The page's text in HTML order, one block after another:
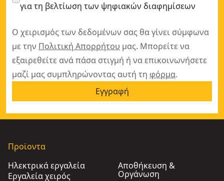
για τη βελτίωση των ψηφιακών διαφημίσεων
Ο χειρισμός των δεδομένων σας θα γίνει σύμφωνα
με την Πολιτική Απορρήτου μας. Μπορείτε να
εξαιρεθείτε ανά πάσα στιγμή ή να επικοινωνήσετε
μαζί μας συμπληρώνοντας αυτή τη φόρμα.
Εγγραφή
Προϊοντα
Ηλεκτρικά εργαλεία
Εργαλεία χειρός
Αποθήκευση &
Οργάνωση